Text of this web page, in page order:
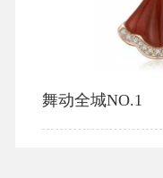
舞动全城NO.1